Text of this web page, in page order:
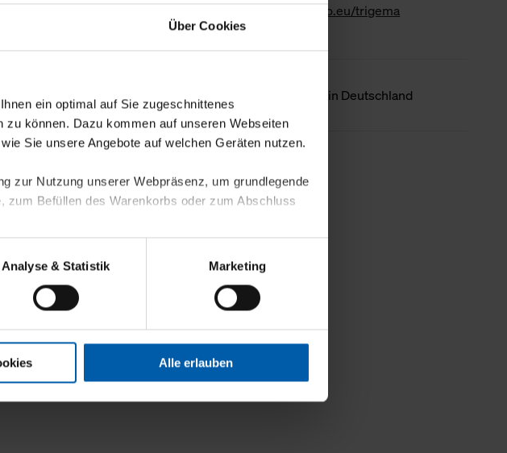
Über Cookies
ein optimal auf Sie zugeschnittenes
können. Dazu kommen auf unseren Webseiten
Sie unsere Angebote auf welchen Geräten nutzen.
zur Nutzung unserer Webpräsenz, um grundlegende
zum Befüllen des Warenkorbs oder zum Abschluss
Ihres Nutzerverhaltens und Ihres Profils
Optimierung unserer Webpräsenz speichern wir
Form an Dritte wie etwa unsere
für Ihr personalisiertes Einkaufserlebnis
der Cookies selbst festlegen, die Sie erlauben
Analyse & Statistik Marketing
Alle erlauben
www.gk-info.eu/trigema
Ursprungsland Hergestellt in Deutschland